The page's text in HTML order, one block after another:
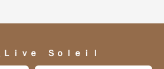
Ｌｉｖｅ Ｓｏｌｅｉｌ